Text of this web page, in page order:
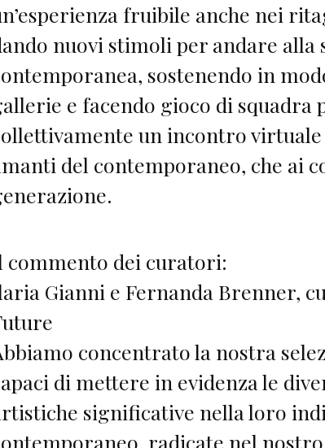
fruibile anche nei
nuovi stimoli per andare alla
sostenendo in
e facendo gioco di squadra
un incontro virtuale
del contemporaneo, che ai
commento dei curatori:
Gianni e Fernanda Brenner,
concentrato la nostra
di mettere in evidenza le
significative nella loro
radicate nel